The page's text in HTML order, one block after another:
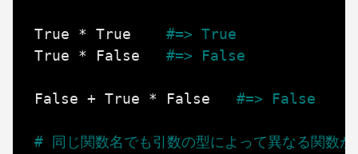
True * True
#=> True
True
* False #=> False
False + True * False #=> False
# 同じ関数名でも引数の型によって異なる関数が